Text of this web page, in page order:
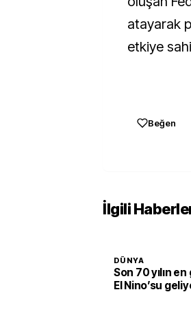
atayarak
etkiye
Beğen
İlgili
DÜNYA
Son 70 yılın
El Nino’su